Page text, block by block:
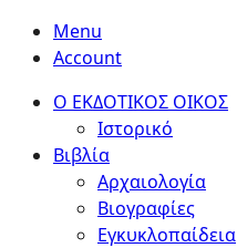
Menu
Account
Ο ΕΚΔΟΤΙΚΟΣ ΟΙΚΟΣ
Ιστορικό
Βιβλία
Αρχαιολογία
Βιογραφίες
Εγκυκλοπαίδεια